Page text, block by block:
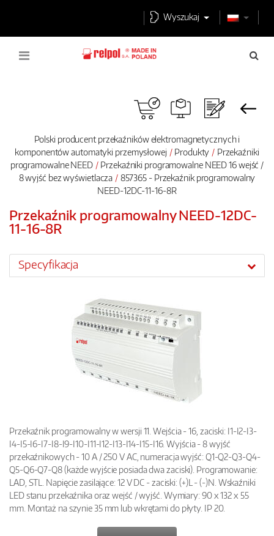
Wyszukaj
Polski producent przekaźników elektromagnetycznych i
komponentów automatyki przemysłowej
Produkty
Przekaźniki
programowalne NEED
Przekaźniki programowalne NEED 16 wejść /
8 wyjść bez wyświetlacza
857365 - Przekaźnik programowalny
NEED-12DC-11-16-8R
Przekaźnik programowalny NEED-12DC-
11-16-8R
Specyfikacja
Przekaźnik programowalny w wersji 11. Wejścia - 16, zaciski: I1-I2-I3-
I4-I5-I6-I7-I8-I9-I10-I11-I12-I13-I14-I15-I16. Wyjścia - 8 wyjść
przekaźnikowych - 10 A / 250 V AC, numeracja wyjść: Q1-Q2-Q3-Q4-
Q5-Q6-Q7-Q8 (każde wyjście posiada dwa zaciski). Programowanie:
LAD, STL. Napięcie zasilające: 12 V DC - zaciski: (+)L - (-)N. Wskaźniki
LED stanu przekaźnika oraz wejść / wyjść. Wymiary: 90 x 132 x 55
mm. Montaż na szynie 35 mm lub wkrętami do płyty. IP 20.